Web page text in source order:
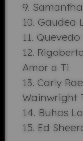
Gaudea
Amor a Ti
Carly
Wainwright
Buhos
Ed